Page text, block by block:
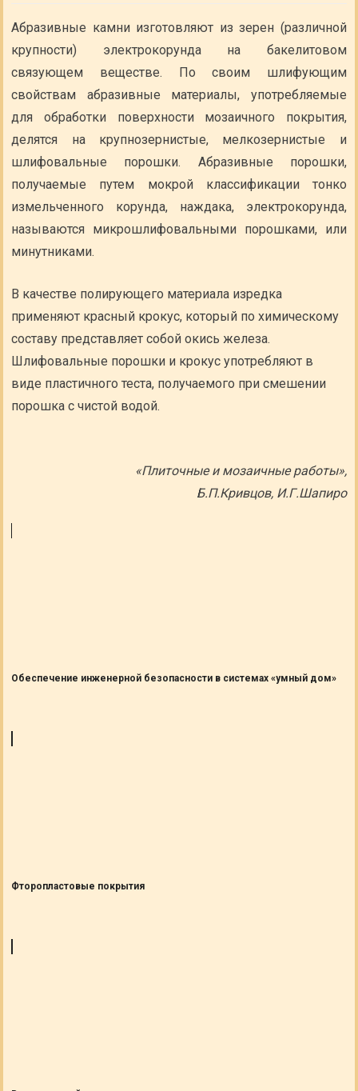
Абразивные камни изготовляют из зерен (различной
крупности) электрокорунда на бакелитовом
связующем веществе. По своим шлифующим
свойствам абразивные материалы, употребляемые
для обработки поверхности мозаичного покрытия,
делятся на крупнозернистые, мелкозернистые и
шлифовальные порошки. Абразивные порошки,
получаемые путем мокрой классификации тонко
измельченного корунда, наждака, электрокорунда,
называются микрошлифовальными порошками, или
минутниками.
В качестве полирующего материала изредка
применяют красный крокус, который по химическому
составу представляет собой окись железа.
Шлифовальные порошки и крокус употребляют в
виде пластичного теста, получаемого при смешении
порошка с чистой водой.
«Плиточные и мозаичные работы»,
Б.П.Кривцов, И.Г.Шапиро
Обеспечение инженерной безопасности в системах «умный дом»
Фторопластовые покрытия